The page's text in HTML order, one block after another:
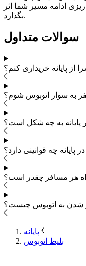
ادامه مسیر شما اثر
بگذارد.
سوالات متداول
را از پایانه خریداری کنم؟
به سوار اتوبوس شوم؟
پایانه به چه شکل است؟
در پایانه چه قوانینی دارد؟
هر مسافر چقدر است؟
شدن به اتوبوس چیست؟
بلیط اتوبوس